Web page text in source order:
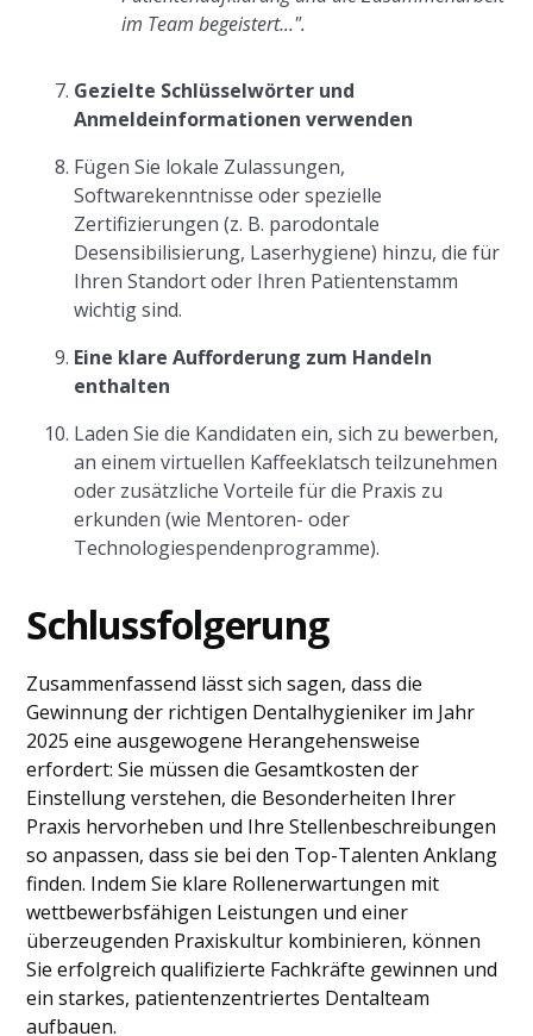
im Team begeistert...".
Gezielte Schlüsselwörter und
Anmeldeinformationen verwenden
Fügen Sie lokale Zulassungen,
Softwarekenntnisse oder spezielle
Zertifizierungen (z. B. parodontale
Desensibilisierung, Laserhygiene) hinzu, die für
Ihren Standort oder Ihren Patientenstamm
wichtig sind.
Eine klare Aufforderung zum Handeln
enthalten
Laden Sie die Kandidaten ein, sich zu bewerben,
an einem virtuellen Kaffeeklatsch teilzunehmen
oder zusätzliche Vorteile für die Praxis zu
erkunden (wie Mentoren- oder
Technologiespendenprogramme).
Schlussfolgerung
Zusammenfassend lässt sich sagen, dass die
Gewinnung der richtigen Dentalhygieniker im Jahr
2025 eine ausgewogene Herangehensweise
erfordert: Sie müssen die Gesamtkosten der
Einstellung verstehen, die Besonderheiten Ihrer
Praxis hervorheben und Ihre Stellenbeschreibungen
so anpassen, dass sie bei den Top-Talenten Anklang
finden. Indem Sie klare Rollenerwartungen mit
wettbewerbsfähigen Leistungen und einer
überzeugenden Praxiskultur kombinieren, können
Sie erfolgreich qualifizierte Fachkräfte gewinnen und
ein starkes, patientenzentriertes Dentalteam
aufbauen.